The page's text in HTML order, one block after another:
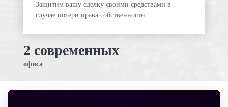
Защитим вашу сделку своими средствами в
случае потери права собственности
2 современных
офиса